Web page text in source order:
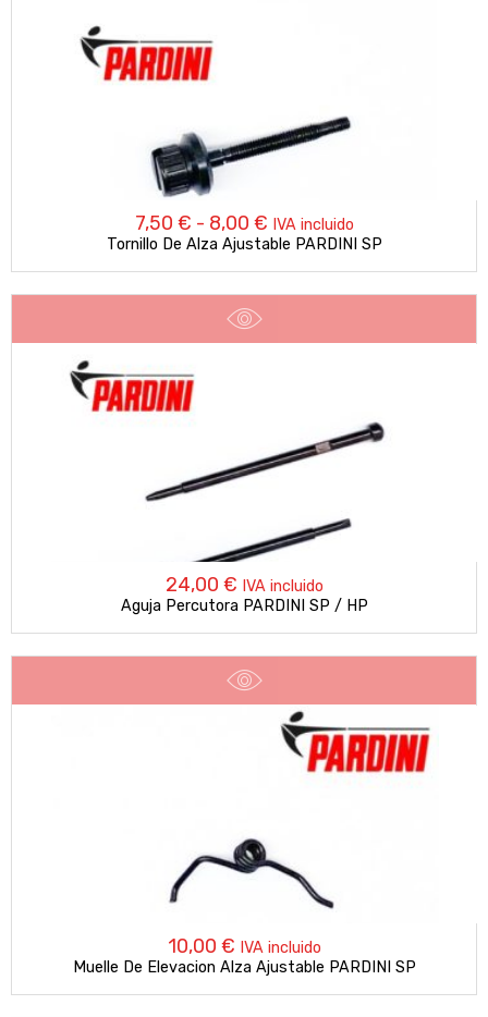
7,50 € - 8,00 €Rango
de
precios:
IVA incluido
Tornillo De Alza Ajustable PARDINI SP
24,00 € IVA incluido
Aguja Percutora PARDINI SP / HP
10,00 € IVA incluido
Muelle De Elevacion Alza Ajustable PARDINI SP